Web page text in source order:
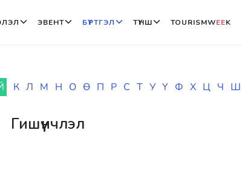
ЭВЕНТ БҮРТГЭЛ ТҮНШ TOURISMWEEK
К Л М Н О Ө П Р С Т У Ү Ф Х Ц Ч Ш
Гишүүнчлэл